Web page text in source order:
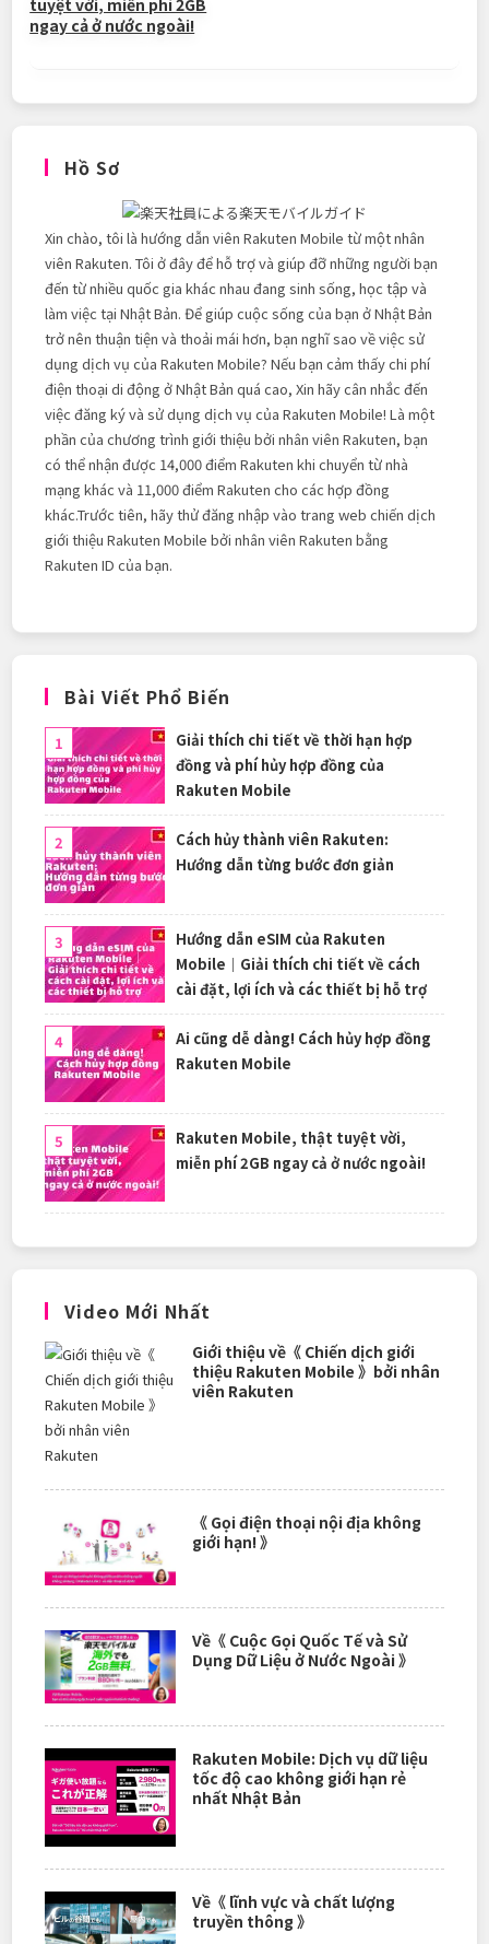
ngay cả ở nước ngoài!
Hồ Sơ
Xin chào, tôi là hướng dẫn viên Rakuten Mobile từ một nhân
viên Rakuten. Tôi ở đây để hỗ trợ và giúp đỡ những người bạn
đến từ nhiều quốc gia khác nhau đang sinh sống, học tập và
làm việc tại Nhật Bản. Để giúp cuộc sống của bạn ở Nhật Bản
trở nên thuận tiện và thoải mái hơn, bạn nghĩ sao về việc sử
dụng dịch vụ của Rakuten Mobile? Nếu bạn cảm thấy chi phí
điện thoại di động ở Nhật Bản quá cao, Xin hãy cân nhắc đến
việc đăng ký và sử dụng dịch vụ của Rakuten Mobile! Là một
phần của chương trình giới thiệu bởi nhân viên Rakuten, bạn
có thể nhận được 14,000 điểm Rakuten khi chuyển từ nhà
mạng khác và 11,000 điểm Rakuten cho các hợp đồng
khác.Trước tiên, hãy thử đăng nhập vào trang web chiến dịch
giới thiệu Rakuten Mobile bởi nhân viên Rakuten bằng
Rakuten ID của bạn.
Bài Viết Phổ Biến
Giải thích chi tiết về thời hạn hợp
đồng và phí hủy hợp đồng của
Rakuten Mobile
Cách hủy thành viên Rakuten:
Hướng dẫn từng bước đơn giản
Hướng dẫn eSIM của Rakuten
Mobile｜Giải thích chi tiết về cách
cài đặt, lợi ích và các thiết bị hỗ trợ
Ai cũng dễ dàng! Cách hủy hợp đồng
Rakuten Mobile
Rakuten Mobile, thật tuyệt vời,
miễn phí 2GB ngay cả ở nước ngoài!
Video Mới Nhất
Giới thiệu về《 Chiến dịch giới
thiệu Rakuten Mobile 》bởi nhân
viên Rakuten
《 Gọi điện thoại nội địa không
giới hạn! 》
Về《 Cuộc Gọi Quốc Tế và Sử
Dụng Dữ Liệu ở Nước Ngoài 》
Rakuten Mobile: Dịch vụ dữ liệu
tốc độ cao không giới hạn rẻ
nhất Nhật Bản
Về《 lĩnh vực và chất lượng
truyền thông 》